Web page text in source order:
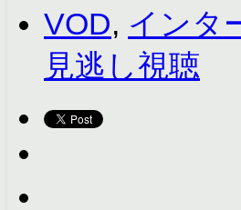
VOD, インタ
見逃し視聴